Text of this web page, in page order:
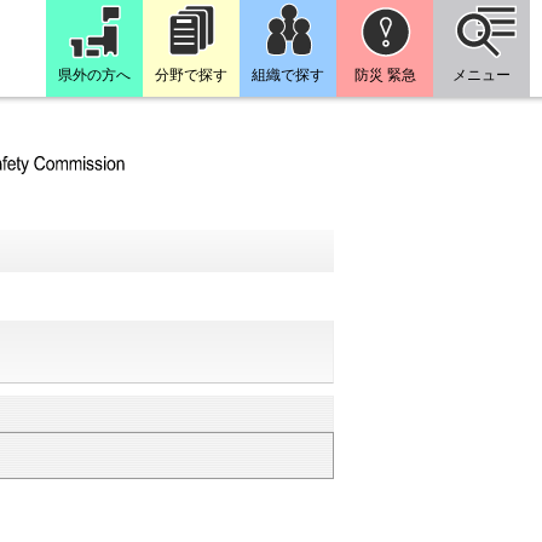
県外の方へ 分野で探す 組織で探す 防災 緊急 メニュー